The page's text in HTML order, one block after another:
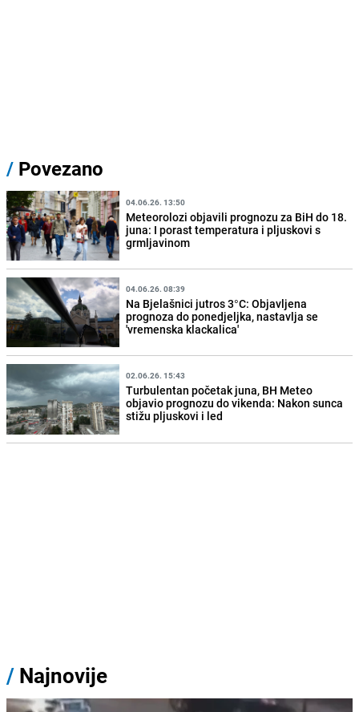
/ Povezano
04.06.26. 13:50
Meteorolozi objavili prognozu za BiH do 18.
juna: I porast temperatura i pljuskovi s
grmljavinom
04.06.26. 08:39
Na Bjelašnici jutros 3°C: Objavljena
prognoza do ponedjeljka, nastavlja se
'vremenska klackalica'
02.06.26. 15:43
Turbulentan početak juna, BH Meteo
objavio prognozu do vikenda: Nakon sunca
stižu pljuskovi i led
/ Najnovije